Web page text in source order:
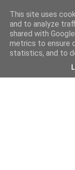
This site uses
and to analyze
shared with
metrics to ensure
statistics, and to